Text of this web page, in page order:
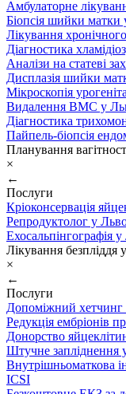
Амбулаторне
Біопсія шийки матки
Лікування
Діагностика
Аналізи на статеві
Дисплазія шийки
Мікроскопія
Видалення ВМС у
Діагностика
Пайпель-біопсія
Планування
×
←
Послуги
Кріоконсервація
Репродуктолог у
Ехосальпінгографія у
Лікування безпліддя
×
←
Послуги
Допоміжний хетчинг
Редукція ембріонів
Донорство
Штучне запліднення
Внутрішньоматкова
ICSI